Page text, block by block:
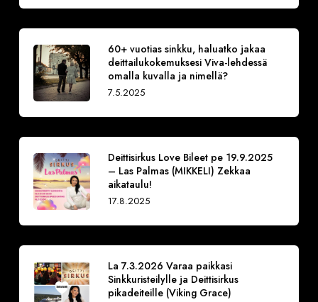
60+ vuotias sinkku, haluatko jakaa
deittailukokemuksesi Viva-lehdessä
omalla kuvalla ja nimellä?
7.5.2025
Deittisirkus Love Bileet pe 19.9.2025
– Las Palmas (MIKKELI) Zekkaa
aikataulu!
17.8.2025
La 7.3.2026 Varaa paikkasi
Sinkkuristeilylle ja Deittisirkus
pikadeiteille (Viking Grace)